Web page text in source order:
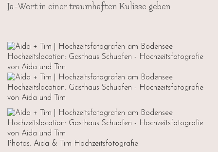
Ja-Wort in einer traumhaften Kulisse geben.
Photos: Aida & Tim Hochzeitsfotografie